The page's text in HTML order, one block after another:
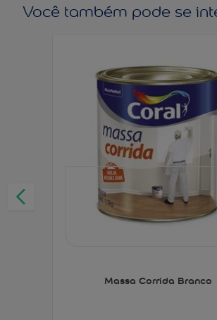
Você também pode se
Massa Corrida Branco